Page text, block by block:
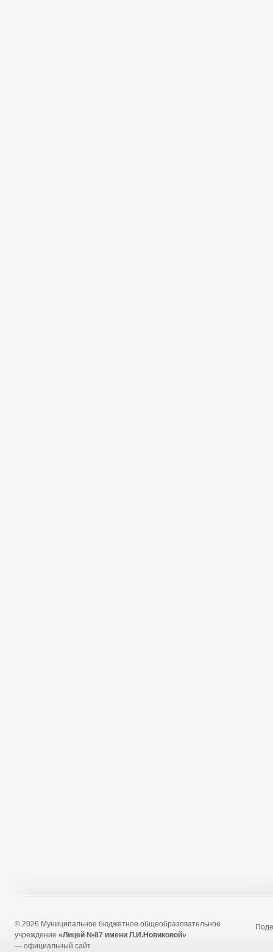
© 2026 Муниципальное бюджетное общеобразовательное
учреждение «Лицей №87 имени Л.И.Новиковой»
— официальный сайт